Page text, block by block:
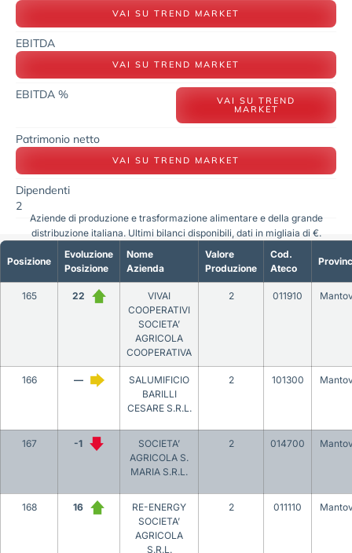
VAI SU TREND MARKET
EBITDA
VAI SU TREND MARKET
EBITDA % VAI SU TREND
MARKET
Patrimonio netto
VAI SU TREND MARKET
Dipendenti
2
Posizione
Evoluzione
Posizione
Nome
Azienda
Valore
Produzione
Cod.
Ateco
165 22
VIVAI
COOPERATIVI
SOCIETA’
AGRICOLA
COOPERATIVA
2 011910
166 —
SALUMIFICIO
BARILLI
CESARE S.R.L.
2 101300
167 -1
SOCIETA’
AGRICOLA S.
MARIA S.R.L.
2 014700
168 16
RE-ENERGY
SOCIETA’
AGRICOLA
S.R.L.
2 011110
Aziende di produzione e trasformazione alimentare e della grande
distribuzione italiana. Ultimi bilanci disponibili, dati in migliaia di €.